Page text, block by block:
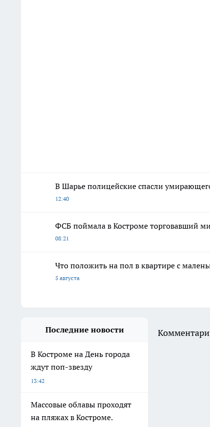
В Шарье полицейские спасли
12:40
ФСБ поймала в Костроме торговавший
08:21
Что положить на пол в квартире с
5 августа
Последние новости
В Костроме на День города
ждут поп-звезду
13:42
Массовые облавы проходят
на пляжах в Костроме.